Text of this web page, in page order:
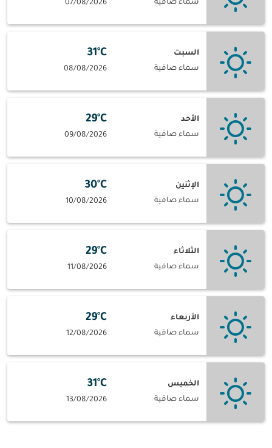
سماء صافية 07/08/2026
السبت
سماء صافية
31°C
08/08/2026
الأحد
سماء صافية
29°C
09/08/2026
الإثنين
سماء صافية
30°C
10/08/2026
الثلاثاء
سماء صافية
29°C
11/08/2026
الأربعاء
سماء صافية
29°C
12/08/2026
الخميس
سماء صافية
31°C
13/08/2026